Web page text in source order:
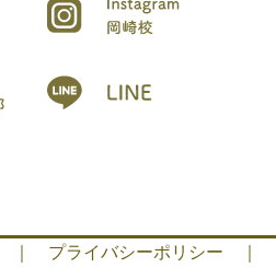
｜ プライバシーポリシー
｜